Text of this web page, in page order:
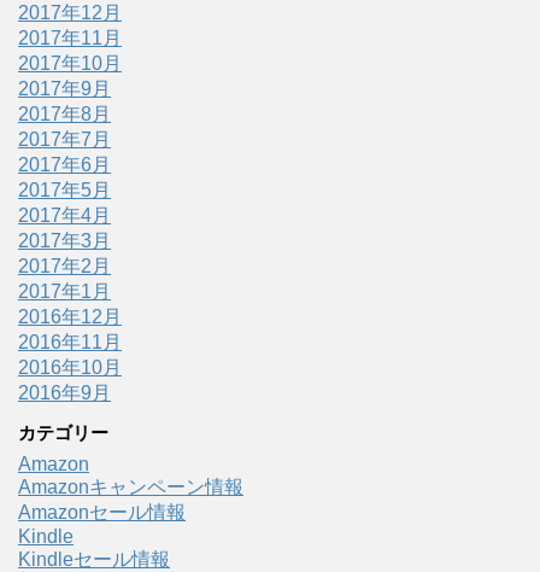
2017年12月
2017年11月
2017年10月
2017年9月
2017年8月
2017年7月
2017年6月
2017年5月
2017年4月
2017年3月
2017年2月
2017年1月
2016年12月
2016年11月
2016年10月
2016年9月
カテゴリー
Amazon
Amazonキャンペーン情報
Amazonセール情報
Kindle
Kindleセール情報